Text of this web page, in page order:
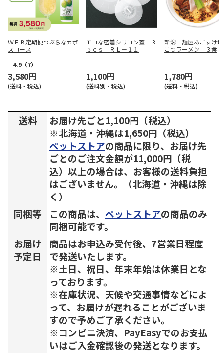
ＷＥＢ定期便つぶらなカボ
スコース
4.9 （7）
3,580円
(送料・税込)
エコな密着シリコン蓋 ３
ｐｃｓ ＲＬ－１１
1,100円
(送料別・税込)
新潟 麺屋あごすけ
こつラーメン ３食
1,780円
(送料・税込)
送料
お届け先ごと1,100円（税込）
※北海道・沖縄は1,650円（税込）
ペットストアの商品に限り、お届け先
ごとのご注文金額が11,000円（税
込）以上の場合は、お客様の送料負担
はございません。（北海道・沖縄は除
く）
同梱等
この商品は、 ペットストアの商品のみ
同梱可能です。
お届け
予定日
商品はお申込み受付後、7営業日程度
で発送いたします。
※土日、祝日、年末年始は休業日とな
っております。
※在庫状況、天候や交通事情などによ
って、お届けが遅れることがございま
すので予めご了承ください。
※コンビニ決済、PayEasyでのお支払
いはご入金確認後の発送となります。